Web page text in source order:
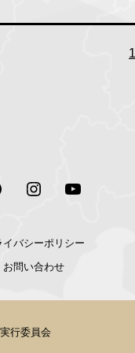
Facebook Instagram
イバシーポリシー
お問い合わせ
行委員会